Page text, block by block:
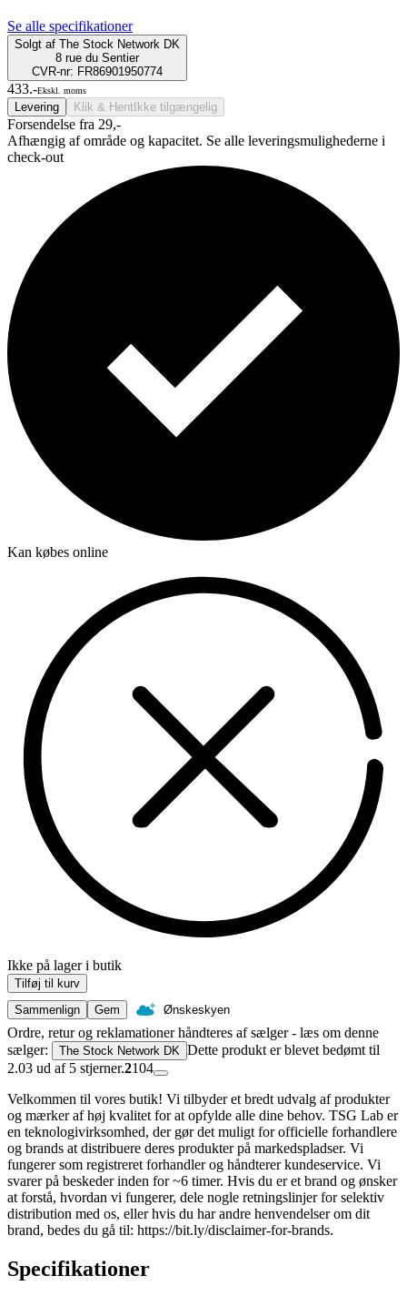
Se alle specifikationer
Solgt af The Stock Network DK
8 rue du Sentier
CVR-nr: FR86901950774
433.-Ekskl. moms
Levering Klik & Hent Ikke tilgængelig
Forsendelse fra 29,-
Afhængig af område og kapacitet. Se alle leveringsmulighederne i
check-out
Kan købes online
Ikke på lager i butik
Tilføj til kurv
Sammenlign
Gem Ønskeskyen
Ordre, retur og reklamationer håndteres af sælger - læs om denne
sælger:
The Stock Network DK Dette produkt er blevet bedømt til
2.03 ud af 5 stjerner.2104
Velkommen til vores butik! Vi tilbyder et bredt udvalg af produkter
og mærker af høj kvalitet for at opfylde alle dine behov. TSG Lab er
en teknologivirksomhed, der gør det muligt for officielle forhandlere
og brands at distribuere deres produkter på markedspladser. Vi
fungerer som registreret forhandler og håndterer kundeservice. Vi
svarer på beskeder inden for ~6 timer. Hvis du er et brand og ønsker
at forstå, hvordan vi fungerer, dele nogle retningslinjer for selektiv
distribution med os, eller hvis du har andre henvendelser om dit
brand, bedes du gå til: https://bit.ly/disclaimer-for-brands.
Specifikationer